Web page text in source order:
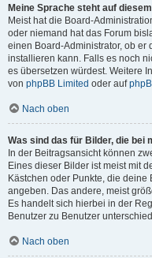
Meine Sprache steht auf
Meist hat die Board-
oder niemand hat das Forum
einen Board-Administrator, ob er
installieren kann. Falls es noch
es übersetzen würdest. Weitere
von phpBB Limited oder auf
Nach oben
Was sind das für Bilder, die bei
In der Beitragsansicht können
Eines dieser Bilder ist meist mit
Kästchen oder Punkte, die
angeben. Das andere, meist
Es handelt sich hierbei in der
Benutzer zu Benutzer
Nach oben